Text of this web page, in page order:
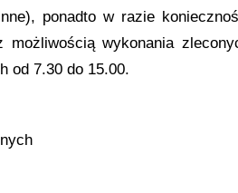
ponadto w razie
wykonania
od 7.30 do 15.00.